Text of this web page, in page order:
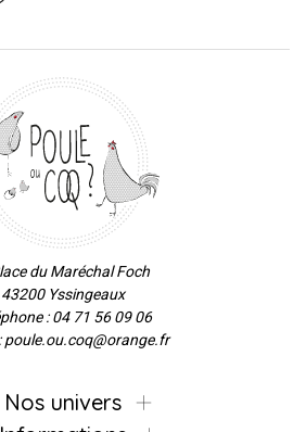
du Maréchal Foch
43200 Yssingeaux
: 04 71 56 09 06
poule.ou.coq@orange.fr
Nos univers